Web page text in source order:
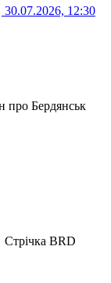
30.07.2026, 12:30
про Бердянськ
Стрічка BRD